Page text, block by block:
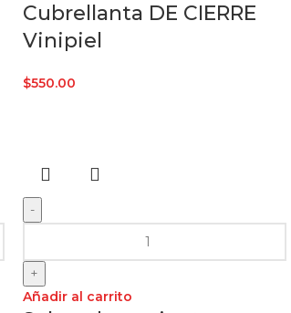
Cubrellanta DE CIERRE
Vinipiel
$550.00
-
+
Añadir al carrito